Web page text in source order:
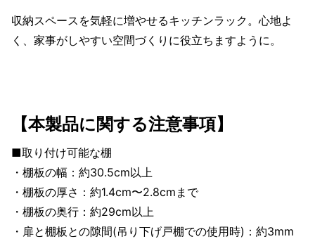
収納スペースを気軽に増やせるキッチンラック。心地よ
く、家事がしやすい空間づくりに役立ちますように。
【本製品に関する注意事項】
■取り付け可能な棚
・棚板の幅：約30.5cm以上
・棚板の厚さ：約1.4cm〜2.8cmまで
・棚板の奥行：約29cm以上
・扉と棚板との隙間(吊り下げ戸棚での使用時)：約3mm